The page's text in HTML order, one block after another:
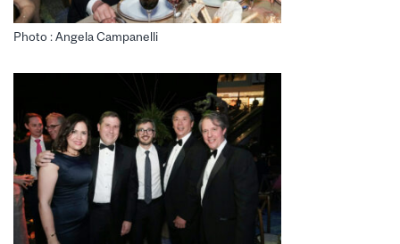
Photo : Angela Campanelli